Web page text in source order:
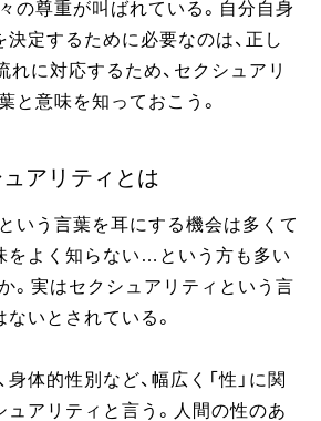
の尊重が叫ばれている。自分自身
決定するために必要なのは、正し
れに対応するため、セクシュアリ
と意味を知っておこう。
アリティとは
いう言葉を耳にする機会は多くて
をよく知らない…という方も多い
。実はセクシュアリティという言
ないとされている。
体的性別など、幅広く「性」に関
ュアリティと言う。人間の性のあ